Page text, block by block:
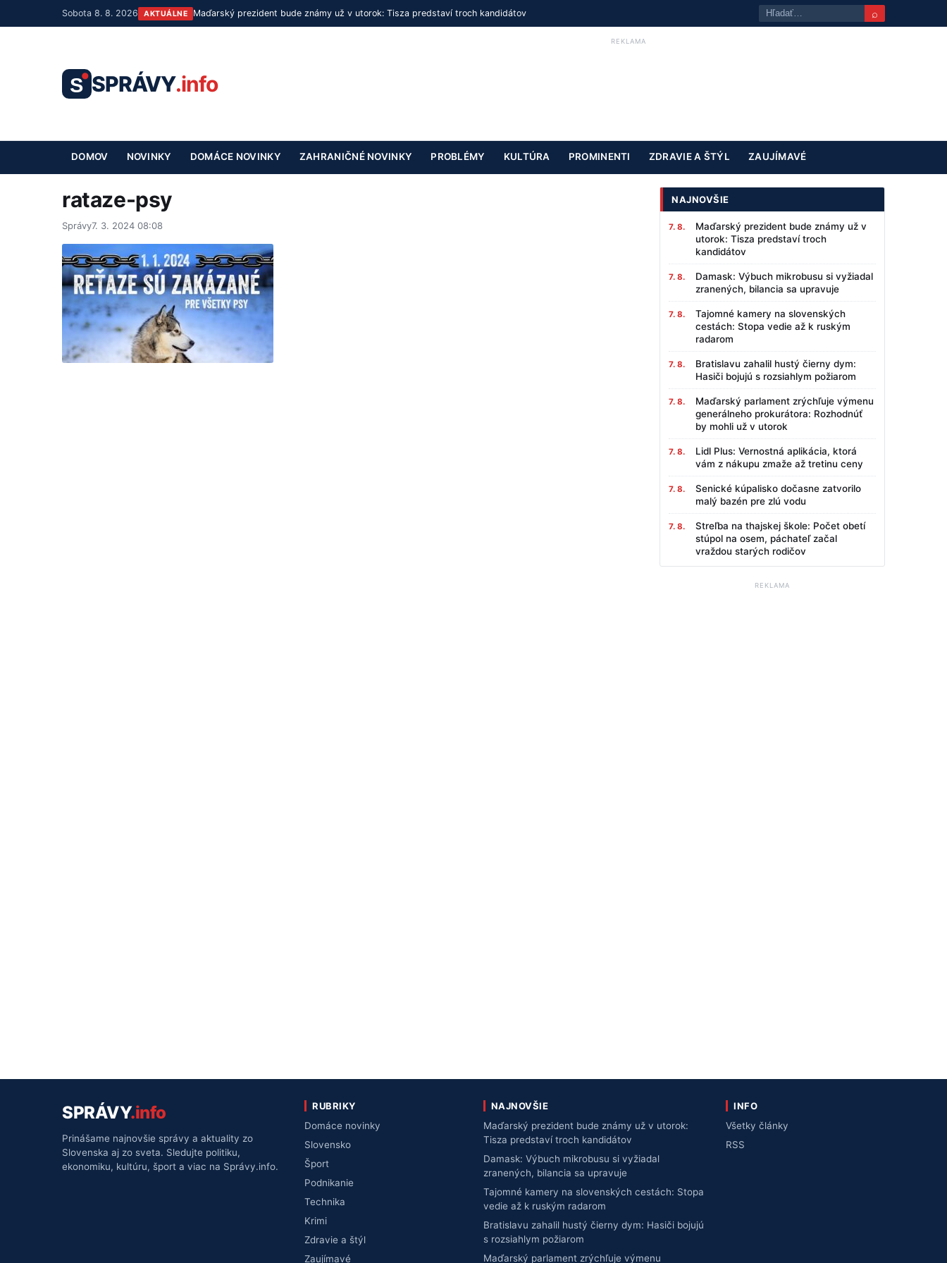
Sobota 8. 8. 2026 AKTUÁLNE Maďarský prezident bude známy už v utorok: Tisza predstaví troch kandidátov ⌕
S SPRÁVY.info
REKLAMA
DOMOV NOVINKY DOMÁCE NOVINKY ZAHRANIČNÉ NOVINKY PROBLÉMY KULTÚRA PROMINENTI ZDRAVIE A ŠTÝL ZAUJÍMAVÉ
rataze-psy
Správy7. 3. 2024 08:08
NAJNOVŠIE
7. 8.
Maďarský prezident bude známy už v
utorok: Tisza predstaví troch
kandidátov
7. 8.
Damask: Výbuch mikrobusu si vyžiadal
zranených, bilancia sa upravuje
7. 8.
Tajomné kamery na slovenských
cestách: Stopa vedie až k ruským
radarom
7. 8.
Bratislavu zahalil hustý čierny dym:
Hasiči bojujú s rozsiahlym požiarom
7. 8.
Maďarský parlament zrýchľuje výmenu
generálneho prokurátora: Rozhodnúť
by mohli už v utorok
7. 8.
Lidl Plus: Vernostná aplikácia, ktorá
vám z nákupu zmaže až tretinu ceny
7. 8.
Senické kúpalisko dočasne zatvorilo
malý bazén pre zlú vodu
7. 8.
Streľba na thajskej škole: Počet obetí
stúpol na osem, páchateľ začal
vraždou starých rodičov
REKLAMA
SPRÁVY.info
Prinášame najnovšie správy a aktuality zo
Slovenska aj zo sveta. Sledujte politiku,
ekonomiku, kultúru, šport a viac na Správy.info.
RUBRIKY
Domáce novinky
Slovensko
Šport
Podnikanie
Technika
Krimi
Zdravie a štýl
Zaujímavé
NAJNOVŠIE
Maďarský prezident bude známy už v utorok:
Tisza predstaví troch kandidátov
Damask: Výbuch mikrobusu si vyžiadal
zranených, bilancia sa upravuje
Tajomné kamery na slovenských cestách: Stopa
vedie až k ruským radarom
Bratislavu zahalil hustý čierny dym: Hasiči bojujú
s rozsiahlym požiarom
Maďarský parlament zrýchľuje výmenu
INFO
Všetky články
RSS